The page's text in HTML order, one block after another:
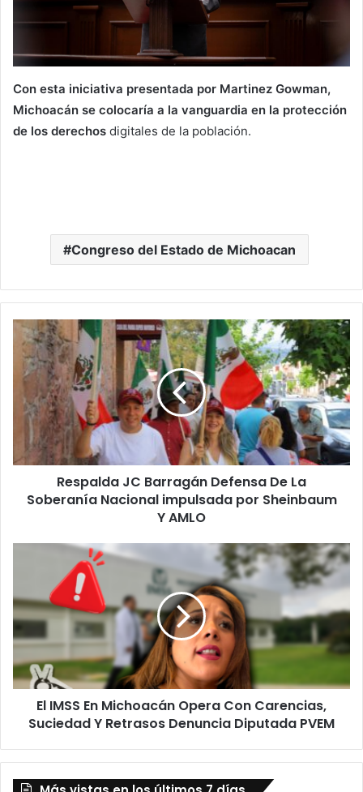
Con esta iniciativa presentada por Martinez Gowman,
Michoacán se colocaría a la vanguardia en la protección
de los derechos digitales de la población.
Congreso del Estado de Michoacan
Respalda
JC
Barragán
Defensa
De
Soberanía
Nacional
impulsada
Sheinbaum
Respalda JC Barragán Defensa De La
Soberanía Nacional impulsada por Sheinbaum
Y AMLO
Michoacán
Opera
Con
Suciedad
Y
Retrasos
Denuncia
El IMSS En Michoacán Opera Con Carencias,
Suciedad Y Retrasos Denuncia Diputada PVEM